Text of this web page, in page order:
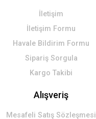
Gönder
İletişim
İletişim Formu
Havale Bildirim Formu
Sipariş Sorgula
Kargo Takibi
Alışveriş
Mesafeli Satış Sözleşmesi